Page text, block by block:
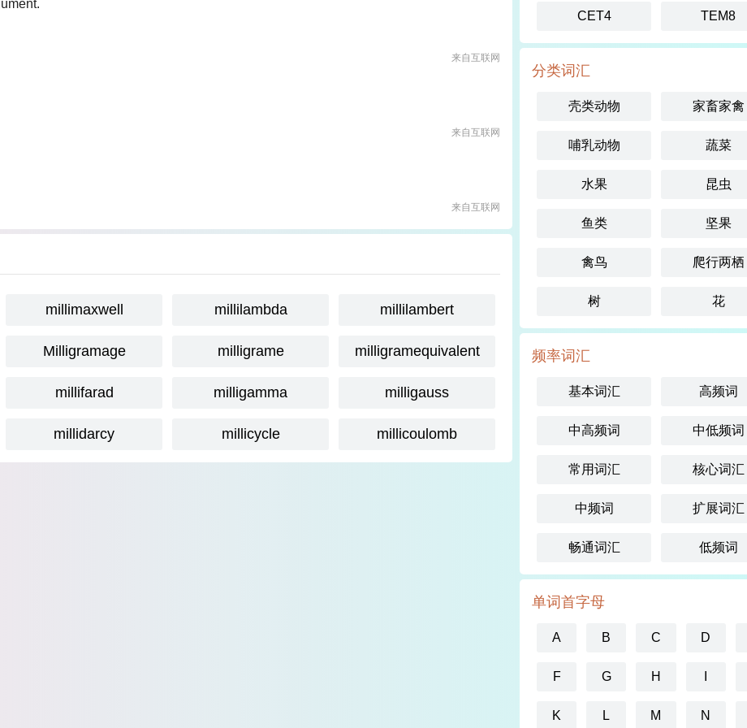
来自互联网
来自互联网
来自互联网
millimaxwell millilambda millilambert
Milligramage milligrame milligramequivalent
millifarad milligamma milligauss
millidarcy millicycle millicoulomb
CET4 TEM8
分类词汇
壳类动物 家畜家禽
哺乳动物 蔬菜
水果 昆虫
鱼类 坚果
禽鸟 爬行两栖
树 花
频率词汇
基本词汇 高频词
中高频词 中低频词
常用词汇 核心词汇
中频词 扩展词汇
畅通词汇 低频词
单词首字母
A B C D
F G H
K L M N